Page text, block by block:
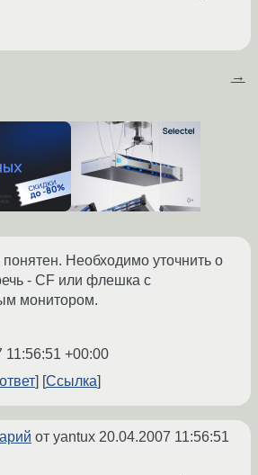
→
Необходимо уточнить о
- CF или флешка с
монитором.
11:56:51 +00:00
Ссылка
от yantux 20.04.2007 11:56:51